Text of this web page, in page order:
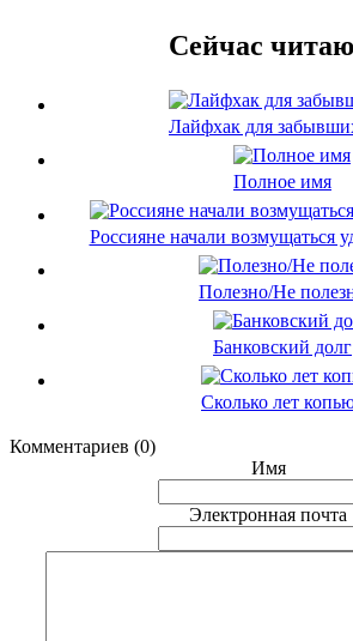
Сейчас
Лайфхак для
Полное имя
Россияне начали возмущаться
Полезно/Не
Банковский долг
Сколько лет
Комментариев (0)
Имя
Электронная почта